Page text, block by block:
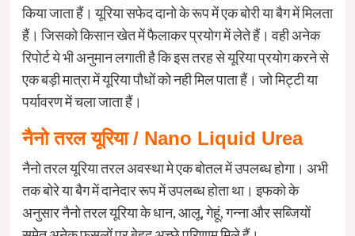
किया जाता हैं। यूरिया सफेद दानो के रूप में एक बोरी या बैग में मिलता
हैं। जिसको किसान खेत में फैलाकर प्रयोग में लेते हैं। वही अनेक
रिपोर्ट ये भी अनुमान लगाती है कि इस तरह से यूरिया प्रयोग करने से
एक बड़ी मात्रा में यूरिया पौधों को नही मिल पाता हैं। जो मिट्टी या
पर्यावरण में चला जाता हैं।
नैनो तरल यूरिया / Nano Liquid Urea
नैनो तरल यूरिया तरल अवस्था मे एक बोतल में उपलब्ध होगा। अभी
तक बोरे या बैग में दानेदार रूप में उपलब्ध होता था। इफको के
अनुसार नैनो तरल यूरिया के धान, आलू, गेहूं, गन्ना और सब्जियों